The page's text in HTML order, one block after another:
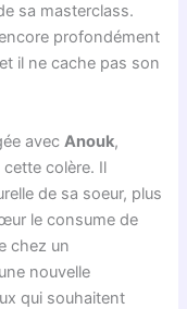
sa masterclass.
profondément
il ne cache pas son
avecAnouk,
cette colère. Il
de sa soeur, plus
le consume de
chez un
nouvelle
qui souhaitent